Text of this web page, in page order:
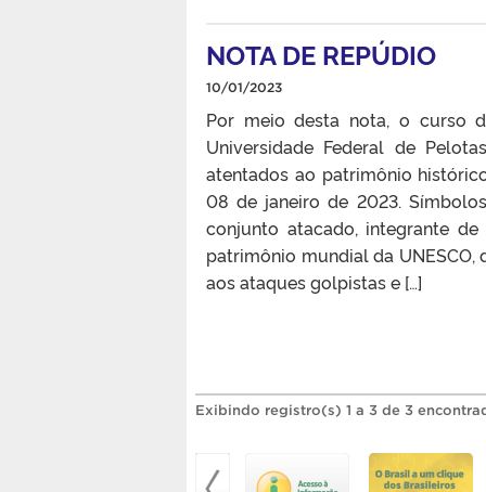
NOTA DE REPÚDIO
10/01/2023
Por meio desta nota, o curso
Universidade Federal de
atentados ao patrimônio
08 de janeiro de 2023.
conjunto atacado, integrante
patrimônio mundial da UNESCO,
aos ataques golpistas e […]
Exibindo registro(s) 1 a 3 de 3